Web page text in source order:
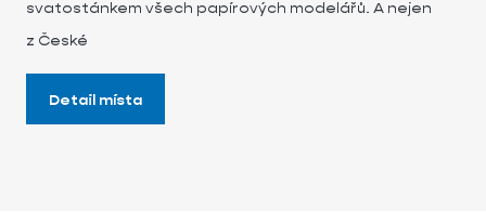
svatostánkem všech papírových modelářů. A nejen
z České
Detail místa